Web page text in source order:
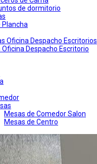
de dormitorio
Plancha
Oficina Despacho Escritorios
Oficina Despacho Escritorio
Mesas de Comedor Salon
Mesas de Centro